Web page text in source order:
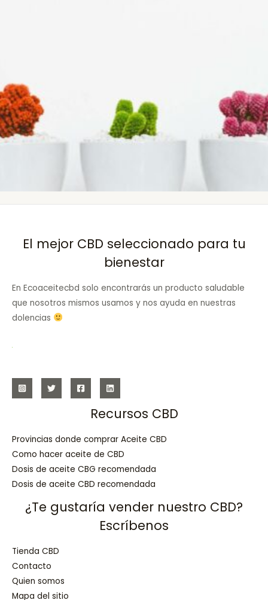
El mejor CBD seleccionado para tu
bienestar
En Ecoaceitecbd solo encontrarás un producto saludable
que nosotros mismos usamos y nos ayuda en nuestras
dolencias
Recursos CBD
Provincias donde comprar Aceite CBD
Como hacer aceite de CBD
Dosis de aceite CBG recomendada
Dosis de aceite CBD recomendada
¿Te gustaría vender nuestro CBD?
Escríbenos
Tienda CBD
Contacto
Quien somos
Mapa del sitio